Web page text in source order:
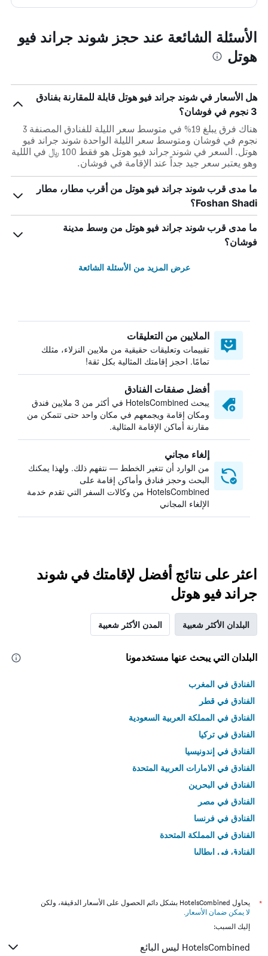
الأسئلة الشائعة عند حجز شوند جراند فيو
هوتل
هل الأسعار في شوند جراند فيو هوتل قابلة للمقارنة بفنادق
3 نجوم في فوشان؟
هناك فرق يبلغ 19% في متوسط ​​سعر الليلة للفنادق المصنفة 3
نجوم في فوشان ومتوسط ​​سعر الليلة الواحدة شوند جراند فيو
هوتل. السعر في شوند جراند فيو هوتل هو فقط 100 ﷼ في الللية
وهو يعتبر سعر جيد جداً عند الإقامة في فوشان.
ما مدى قرب شوند جراند فيو هوتل من أقرب مطار، مطار
Foshan Shadi؟
ما مدى قرب شوند جراند فيو هوتل من وسط مدينة
فوشان؟
عرض المزيد من الأسئلة الشائعة
الملايين من التعليقات
تقييمات وتعليقات حقيقية من ملايين النزلاء، مثلك
تمامًا. احجز إقامتك المثالية بكل ثقة!
أفضل صفقات الفنادق
يبحث HotelsCombined في أكثر من 3 ملايين فندق
ومكان إقامة ويجمعهم في مكان واحد حتى تتمكن من
مقارنة أماكن الإقامة المثالية.
إلغاء مجاني
من الوارد أن تتغير الخطط — نتفهم ذلك. ولهذا يمكنك
البحث وحجز فنادق وأماكن إقامة على
HotelsCombined من وكالات السفر التي تقدم خدمة
الإلغاء المجاني
اعثر على نتائج أفضل لإقامتك في شوند
جراند فيو هوتل
البلدان الأكثر شعبية المدن الأكثر شعبية
البلدان التي يبحث عنها مستخدمونا
الفنادق في المغرب
الفنادق في قطر
الفنادق في المملكة العربية السعودية
الفنادق في تركيا
الفنادق في إندونيسيا
الفنادق في الامارات العربية المتحدة
الفنادق في البحرين
الفنادق في مصر
الفنادق في فرنسا
الفنادق في المملكة المتحدة
الفنادق في إيطاليا
*
يحاول HotelsCombined بشكل دائم الحصول على الأسعار الدقيقة، ولكن
لا يمكن ضمان الأسعار .
إليك السبب:
HotelsCombined ليس البائع